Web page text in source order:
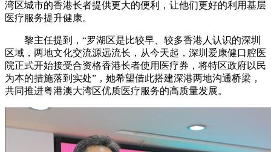
湾区城市的香港长者提供更大的便利，让他们更好的利用基层
医疗服务提升健康。
黎主任提到，“罗湖区是比较早、较多香港人认识的深圳
区域，两地文化交流源远流长，从今天起，深圳爱康健口腔医
院正式开始接受合资格香港长者使用医疗券，将特区政府以民
为本的措施落到实处”，她希望借此搭建深港两地沟通桥梁，
共同推进粤港澳大湾区优质医疗服务的高质量发展。